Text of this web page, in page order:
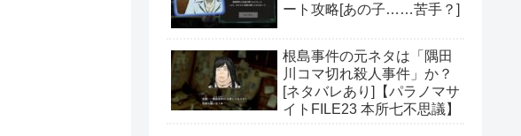
ート攻略[あの子……苦手？]
根島事件の元ネタは「隅田
川コマ切れ殺人事件」か？
[ネタバレあり]【パラノマサ
イトFILE23 本所七不思議】